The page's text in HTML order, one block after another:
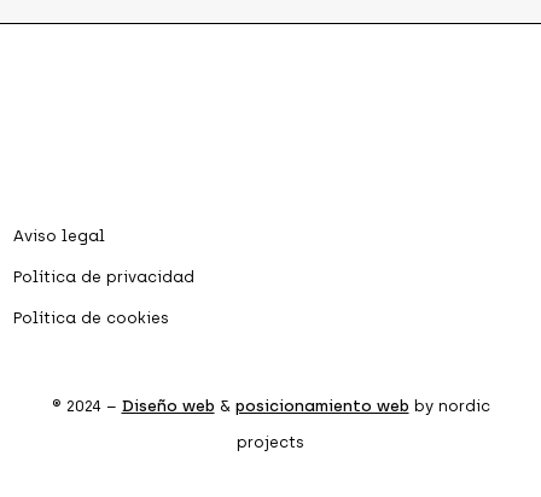
Aviso legal
Política de privacidad
Política de cookies
® 2024 – Diseño web & posicionamiento web by nordic
projects